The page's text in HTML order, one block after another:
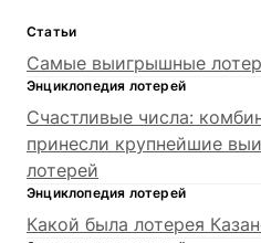
Статьи
Самые выигрышные
Энциклопедия лотерей
Счастливые числа:
принесли крупнейшие
лотерей
Энциклопедия лотерей
Какой была лотерея